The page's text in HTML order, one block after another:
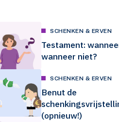
SCHENKEN & ERVEN
Testament:
wanneer niet?
SCHENKEN & ERVEN
Benut de
(opnieuw!)